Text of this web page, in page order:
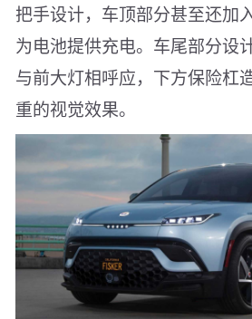
把手设计，车顶部分甚至还加
为电池提供充电。车尾部分设
与前大灯相呼应，下方保险杠
重的视觉效果。